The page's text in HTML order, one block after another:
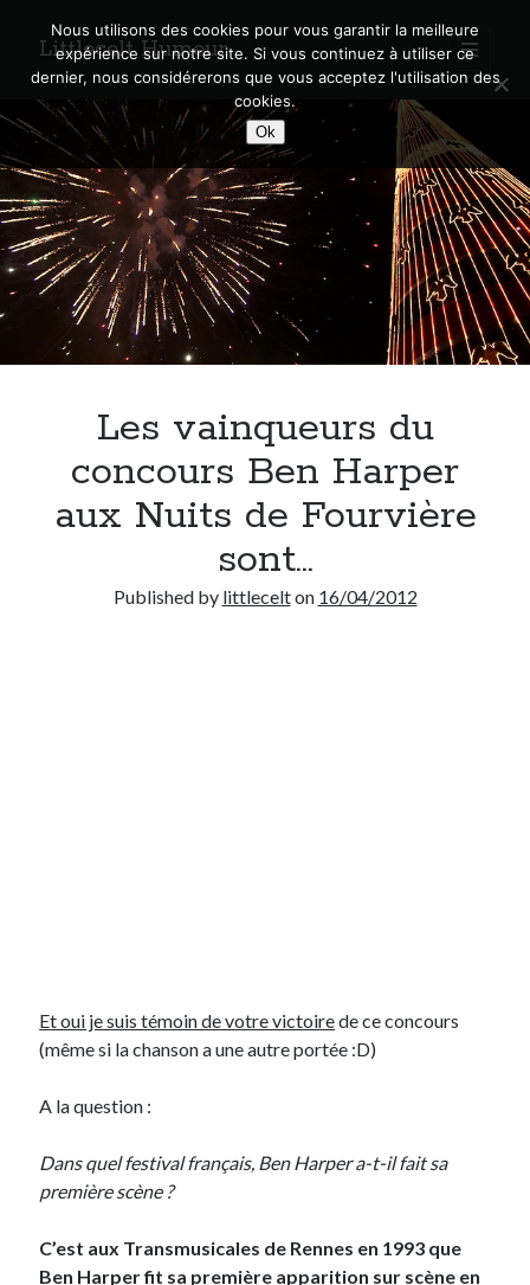
Littlecelt Humeur
open
primary
menu
Sidebar
Recherche sur le blog
Search
Derniers articles
Municipales 2026 : Lyon, Métropole et Caluire, mon choix pour l’avenir
Quel Lyonnais es-tu, Renaud Ducher ?
A quand une véritable place pour le vélo à Caluire dans la Métropole de
Lyon ?
Comment je vis ma vie sur un vélo
Derniers Commentaires
Renaud Ducher
dans
Comment j’ai opéré ma vélorution toute
personnelle
On parle de quoi ?
A Lyon
Bon plan du dimanche
Daddy
Engagé
Les vainqueurs du
concours Ben Harper
aux Nuits de Fourvière
sont…
Published by littlecelton 16/04/2012
Et oui je suis témoin de votre victoirede ce concours
(même si la chanson a une autre portée :D)
A la question :
Dans quel festival français, Ben Harper a-t-il fait sa
première scène ?
C’est aux Transmusicales de Rennes en 1993 que
Ben Harper fit sa première apparition sur scène en
Nous utilisons des cookies pour vous garantir la meilleure
expérience sur notre site. Si vous continuez à utiliser ce
dernier, nous considérerons que vous acceptez l'utilisation des
cookies.
Ok